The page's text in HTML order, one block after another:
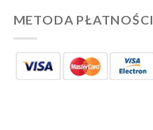
METODA PŁATNOŚCI